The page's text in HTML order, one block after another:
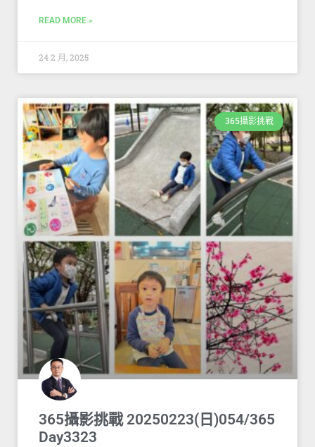
READ MORE »
24 2 月, 2025
365攝影挑戰
365攝影挑戰 20250223(日)054/365
Day3323